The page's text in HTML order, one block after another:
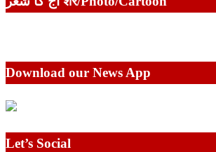
Download our News App
Let’s Social